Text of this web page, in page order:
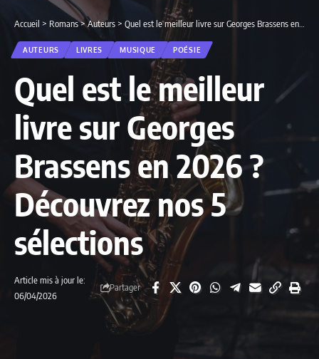
Accueil > Romans>Auteurs> Quel est le meilleur livre sur Georges Brassens en 2026 ? Découvrez nos 5 sélections
AUTEURS LIVRES MUSIQUE POÉSIE
Quel est le meilleur
livre sur Georges
Brassens en 2026 ?
Découvrez nos 5
sélections
Article mis à jour le:
06/04/2026
Partager